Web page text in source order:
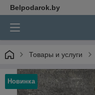
Belpodarok.by
Товары и услуги
Новинка